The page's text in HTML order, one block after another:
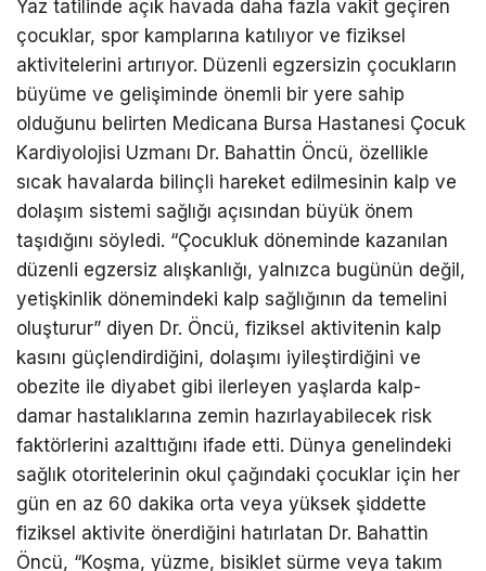
Yaz tatilinde açık havada daha fazla vakit geçiren
çocuklar, spor kamplarına katılıyor ve fiziksel
aktivitelerini artırıyor. Düzenli egzersizin çocukların
büyüme ve gelişiminde önemli bir yere sahip
olduğunu belirten Medicana Bursa Hastanesi Çocuk
Kardiyolojisi Uzmanı Dr. Bahattin Öncü, özellikle
sıcak havalarda bilinçli hareket edilmesinin kalp ve
dolaşım sistemi sağlığı açısından büyük önem
taşıdığını söyledi. “Çocukluk döneminde kazanılan
düzenli egzersiz alışkanlığı, yalnızca bugünün değil,
yetişkinlik dönemindeki kalp sağlığının da temelini
oluşturur” diyen Dr. Öncü, fiziksel aktivitenin kalp
kasını güçlendirdiğini, dolaşımı iyileştirdiğini ve
obezite ile diyabet gibi ilerleyen yaşlarda kalp-
damar hastalıklarına zemin hazırlayabilecek risk
faktörlerini azalttığını ifade etti. Dünya genelindeki
sağlık otoritelerinin okul çağındaki çocuklar için her
gün en az 60 dakika orta veya yüksek şiddette
fiziksel aktivite önerdiğini hatırlatan Dr. Bahattin
Öncü, “Koşma, yüzme, bisiklet sürme veya takım